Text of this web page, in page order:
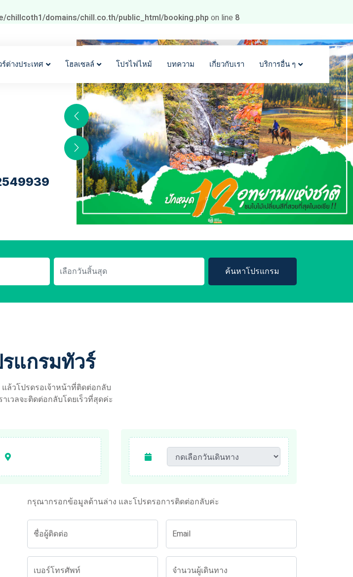
chillcoth1/domains/chill.co.th/public_html/booking.php on line 8
ต่างประเทศ โฮลเซลล์ โปรไฟไหม้ บทความ เกี่ยวกับเรา บริการอื่น ๆ
ค้นหาโปรแกรม
แกรมทัวร์
ล้วโปรดรอเจ้าหน้าที่ติดต่อกลับ
เวลจะติดต่อกลับโดยเร็วที่สุดค่ะ
กรุณากรอกข้อมูลด้านล่าง และโปรดรอการติดต่อกลับค่ะ
ชื่อผู้ติดต่อ Email
เบอร์โทรศัพท์ จำนวนผู้เดินทาง